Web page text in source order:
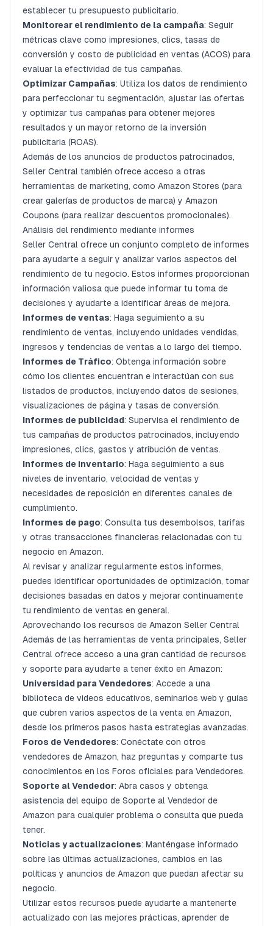
establecer tu presupuesto publicitario.
Monitorear el rendimiento de la campaña: Seguir
métricas clave como impresiones, clics, tasas de
conversión y costo de publicidad en ventas (ACOS) para
evaluar la efectividad de tus campañas.
Optimizar Campañas: Utiliza los datos de rendimiento
para perfeccionar tu segmentación, ajustar las ofertas
y optimizar tus campañas para obtener mejores
resultados y un mayor retorno de la inversión
publicitaria (ROAS).
Además de los anuncios de productos patrocinados,
Seller Central también ofrece acceso a otras
herramientas de marketing, como Amazon Stores (para
crear galerías de productos de marca) y Amazon
Coupons (para realizar descuentos promocionales).
Análisis del rendimiento mediante informes
Seller Central ofrece un conjunto completo de informes
para ayudarte a seguir y analizar varios aspectos del
rendimiento de tu negocio. Estos informes proporcionan
información valiosa que puede informar tu toma de
decisiones y ayudarte a identificar áreas de mejora.
Informes de ventas: Haga seguimiento a su
rendimiento de ventas, incluyendo unidades vendidas,
ingresos y tendencias de ventas a lo largo del tiempo.
Informes de Tráfico: Obtenga información sobre
cómo los clientes encuentran e interactúan con sus
listados de productos, incluyendo datos de sesiones,
visualizaciones de página y tasas de conversión.
Informes de publicidad: Supervisa el rendimiento de
tus campañas de productos patrocinados, incluyendo
impresiones, clics, gastos y atribución de ventas.
Informes de inventario: Haga seguimiento a sus
niveles de inventario, velocidad de ventas y
necesidades de reposición en diferentes canales de
cumplimiento.
Informes de pago: Consulta tus desembolsos, tarifas
y otras transacciones financieras relacionadas con tu
negocio en Amazon.
Al revisar y analizar regularmente estos informes,
puedes identificar oportunidades de optimización, tomar
decisiones basadas en datos y mejorar continuamente
tu rendimiento de ventas en general.
Aprovechando los recursos de Amazon Seller Central
Además de las herramientas de venta principales, Seller
Central ofrece acceso a una gran cantidad de recursos
y soporte para ayudarte a tener éxito en Amazon:
Universidad para Vendedores: Accede a una
biblioteca de videos educativos, seminarios web y guías
que cubren varios aspectos de la venta en Amazon,
desde los primeros pasos hasta estrategias avanzadas.
Foros de Vendedores: Conéctate con otros
vendedores de Amazon, haz preguntas y comparte tus
conocimientos en los Foros oficiales para Vendedores.
Soporte al Vendedor: Abra casos y obtenga
asistencia del equipo de Soporte al Vendedor de
Amazon para cualquier problema o consulta que pueda
tener.
Noticias y actualizaciones: Manténgase informado
sobre las últimas actualizaciones, cambios en las
políticas y anuncios de Amazon que puedan afectar su
negocio.
Utilizar estos recursos puede ayudarte a mantenerte
actualizado con las mejores prácticas, aprender de